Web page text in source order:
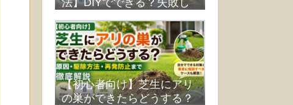
法】DIYでできる？失敗し
較まで解説
【初心者向け】芝生にアリ
の巣ができたらどうする？